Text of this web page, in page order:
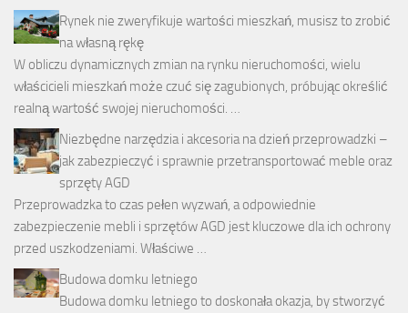
Rynek nie zweryfikuje wartości mieszkań, musisz to zrobić
na własną rękę
W obliczu dynamicznych zmian na rynku nieruchomości, wielu
właścicieli mieszkań może czuć się zagubionych, próbując określić
realną wartość swojej nieruchomości. …
Niezbędne narzędzia i akcesoria na dzień przeprowadzki –
jak zabezpieczyć i sprawnie przetransportować meble oraz
sprzęty AGD
Przeprowadzka to czas pełen wyzwań, a odpowiednie
zabezpieczenie mebli i sprzętów AGD jest kluczowe dla ich ochrony
przed uszkodzeniami. Właściwe …
Budowa domku letniego
Budowa domku letniego to doskonała okazja, by stworzyć